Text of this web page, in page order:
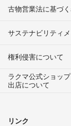
古物営業法に基づ
サステナビリティ
権利侵害について
ラクマ公式ショップ
出店について
リンク